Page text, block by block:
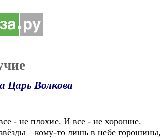
Царь Волкова
- не плохие. И все - не хорошие.
– кому-то лишь в небе горошины,